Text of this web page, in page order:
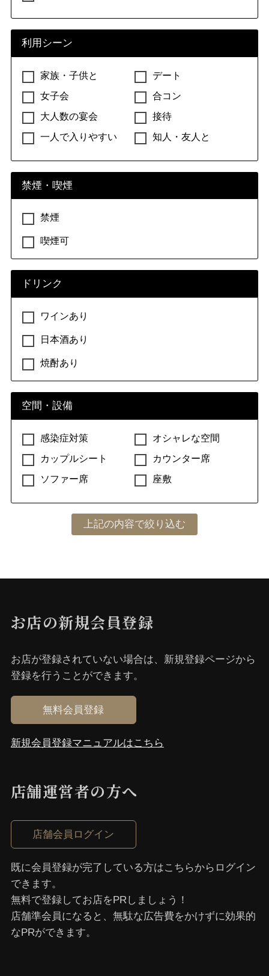
利用シーン
家族・子供と
デート
女子会
合コン
大人数の宴会
接待
一人で入りやすい
知人・友人と
禁煙・喫煙
禁煙
喫煙可
ドリンク
ワインあり
日本酒あり
焼酎あり
空間・設備
感染症対策
オシャレな空間
カップルシート
カウンター席
ソファー席
座敷
お店の新規会員登録
お店が登録されていない場合は、新規登録ページから
登録を⾏うことができます。
無料会員登録
新規会員登録マニュアルはこちら
店舗運営者の⽅へ
店舗会員ログイン
既に会員登録が完了している⽅はこちらからログイン
できます。
無料で登録してお店をPRしましょう！
店舗準会員になると、無駄な広告費をかけずに効果的
なPRができます。